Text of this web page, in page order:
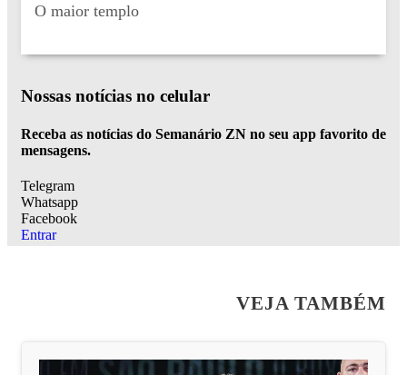
O maior templo
Nossas notícias no celular
Receba as notícias do Semanário ZN no seu app favorito de
mensagens.
Telegram
Whatsapp
Facebook
Entrar
VEJA TAMBÉM